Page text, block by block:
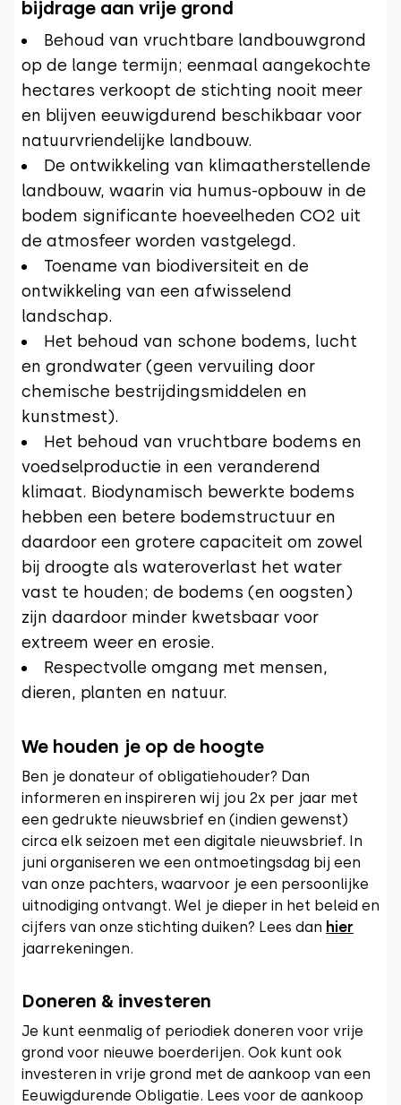
bijdrage aan vrije grond
Behoud van vruchtbare landbouwgrond
op de lange termijn; eenmaal aangekochte
hectares verkoopt de stichting nooit meer
en blijven eeuwigdurend beschikbaar voor
natuurvriendelijke landbouw.
De ontwikkeling van klimaatherstellende
landbouw, waarin via humus-opbouw in de
bodem significante hoeveelheden CO2 uit
de atmosfeer worden vastgelegd.
Toename van biodiversiteit en de
ontwikkeling van een afwisselend
landschap.
Het behoud van schone bodems, lucht
en grondwater (geen vervuiling door
chemische bestrijdingsmiddelen en
kunstmest).
Het behoud van vruchtbare bodems en
voedselproductie in een veranderend
klimaat. Biodynamisch bewerkte bodems
hebben een betere bodemstructuur en
daardoor een grotere capaciteit om zowel
bij droogte als wateroverlast het water
vast te houden; de bodems (en oogsten)
zijn daardoor minder kwetsbaar voor
extreem weer en erosie.
Respectvolle omgang met mensen,
dieren, planten en natuur.
We houden je op de hoogte
Ben je donateur of obligatiehouder? Dan
informeren en inspireren wij jou 2x per jaar met
een gedrukte nieuwsbrief en (indien gewenst)
circa elk seizoen met een digitale nieuwsbrief. In
juni organiseren we een ontmoetingsdag bij een
van onze pachters, waarvoor je een persoonlijke
uitnodiging ontvangt. Wel je dieper in het beleid en
cijfers van onze stichting duiken? Lees dan hier
jaarrekeningen.
Doneren & investeren
Je kunt eenmalig of periodiek doneren voor vrije
grond voor nieuwe boerderijen. Ook kunt ook
investeren in vrije grond met de aankoop van een
Eeuwigdurende Obligatie. Lees voor de aankoop